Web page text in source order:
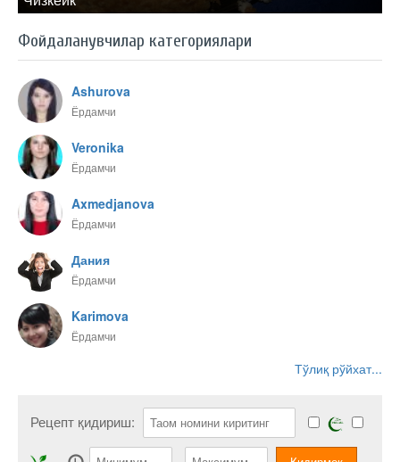
Фойдаланувчилар категориялари
Ashurova
Ёрдамчи
Veronika
Ёрдамчи
Axmedjanova
Ёрдамчи
Дания
Ёрдамчи
Karimova
Ёрдамчи
Тўлиқ рўйхат...
Рецепт қидириш: